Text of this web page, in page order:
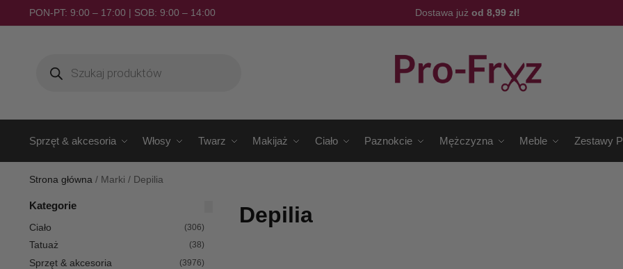
PON-PT: 9:00 – 17:00 | SOB: 9:00 – 14:00 Dostawa już od 8,99 zł!
Sprzęt & akcesoria Włosy Twarz Makijaż Ciało Paznokcie Mężczyzna Meble Zestawy
Strona główna/ Marki / Depilia
Depilia
Kategorie
Ciało (306)
Tatuaż (38)
Sprzęt & akcesoria (3976)